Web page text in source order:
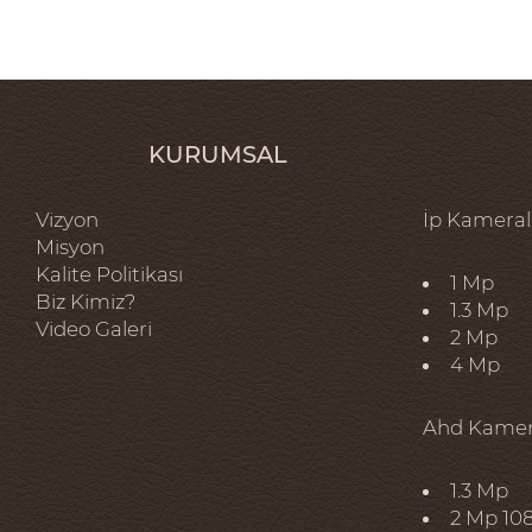
KURUMSAL
Vizyon
Misyon
Kalite Politikası
Biz Kimiz?
Video Galeri
İp
1 Mp
1.3 Mp
2 Mp
4 Mp
Ahd
1.3 Mp
2 Mp